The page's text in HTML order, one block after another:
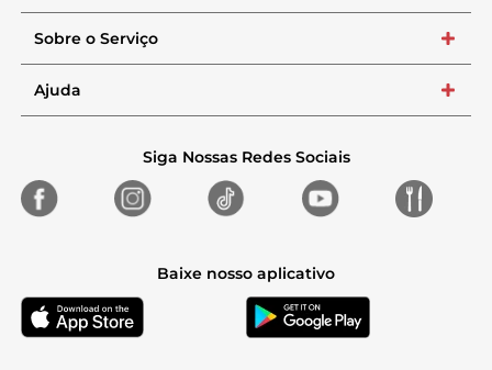
Sobre o Serviço +
Ajuda +
Siga Nossas Redes Sociais
Baixe nosso aplicativo